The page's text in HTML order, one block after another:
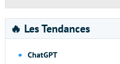
🔥 Les Tendances
ChatGPT